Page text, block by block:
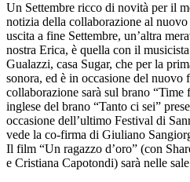
Un Settembre ricco di novità per il
notizia della collaborazione al
uscita a fine Settembre, un’altra
nostra Erica, è quella con il
Gualazzi, casa Sugar, che per la
sonora, ed è in occasione del
collaborazione sarà sul brano “Time
inglese del brano “Tanto ci sei”
occasione dell’ultimo Festival di
vede la co-firma di Giuliano
Il film “Un ragazzo d’oro” (con
e Cristiana Capotondi) sarà nelle